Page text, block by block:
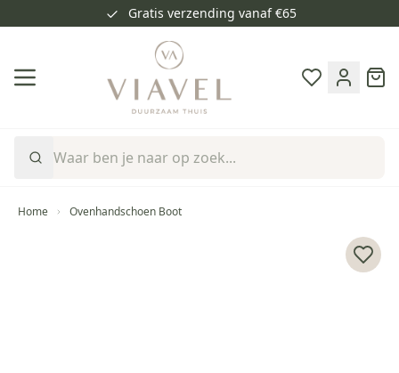
Gratis verzending vanaf €65
Cart
Home Ovenhandschoen Boot